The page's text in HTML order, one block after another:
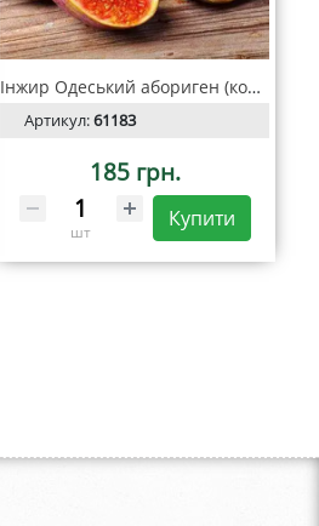
Інжир Одеський абориген (контейнер С2)
Артикул:61183
185 грн.
шт
Купити